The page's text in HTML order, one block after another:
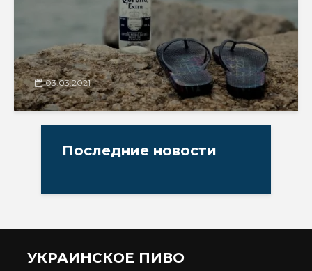
03.03.2021
Последние новости
УКРАИНСКОЕ ПИВО